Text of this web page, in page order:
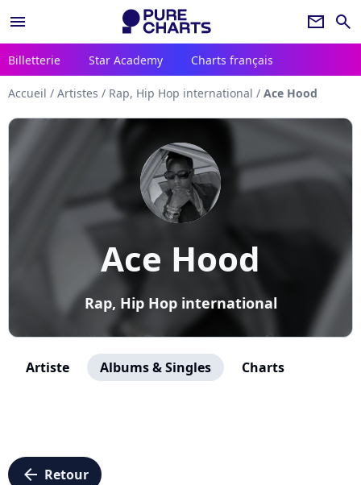
menu newsletter search
Billetterie Star Academy Charts français
Accueil / Artistes / Rap, Hip Hop international / Ace Hood
Ace Hood
Rap, Hip Hop international
Artiste Albums & Singles Charts
arrow_left Retour